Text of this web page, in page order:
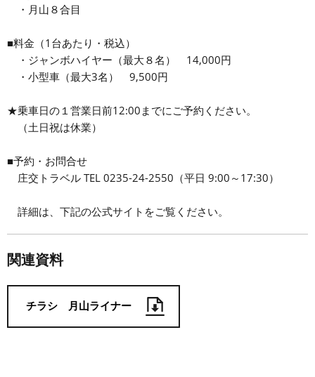
・月山８合目
■料金（1台あたり・税込）
・ジャンボハイヤー（最大８名） 14,000円
・小型車（最大3名） 9,500円
★乗車日の１営業日前12:00までにご予約ください。
（土日祝は休業）
■予約・お問合せ
庄交トラベル TEL 0235-24-2550（平日 9:00～17:30）
詳細は、下記の公式サイトをご覧ください。
関連資料
チラシ 月山ライナー